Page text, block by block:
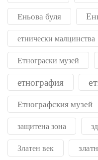
Еньова буля
етнически малцинства
Етнограски музей
етнография
Етнографския музей
защитена зона
Златен век